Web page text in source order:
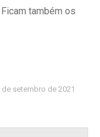
também os
de setembro de 2021